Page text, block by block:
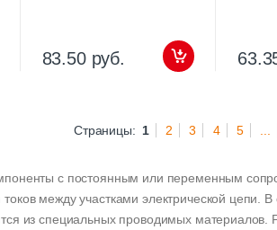
83.50 руб.
Страницы: 1 2 3 4 5
с постоянным или переменным
между участками электрической цепи.
из специальных проводимых материалов.